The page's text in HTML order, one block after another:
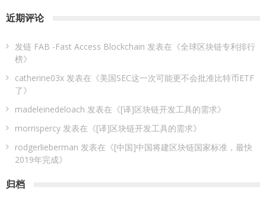
近期评论
发链 FAB -Fast Access Blockchain 发表在《全球区块链专利排行
榜》
catherine03x 发表在《美国SEC这一次可能更不会批准比特币ETF
了》
madeleinedeloach 发表在《[译]区块链开发工具的需求》
morrispercy 发表在《[译]区块链开发工具的需求》
rodgerlieberman 发表在《[中国]中国将建区块链国家标准，最快
2019年完成》
归档